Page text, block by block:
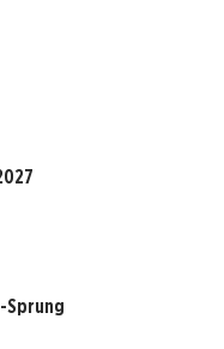
Sprung